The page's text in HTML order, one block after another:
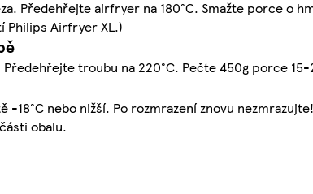
Předehřejte airfryer na 180°C. Smažte porce o
Philips Airfryer XL.)
troubu na 220°C. Pečte 450g porce
-18°C nebo nižší. Po rozmrazení znovu
obalu.